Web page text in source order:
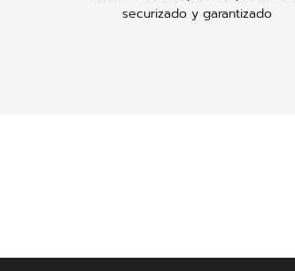
securizado y garantizado